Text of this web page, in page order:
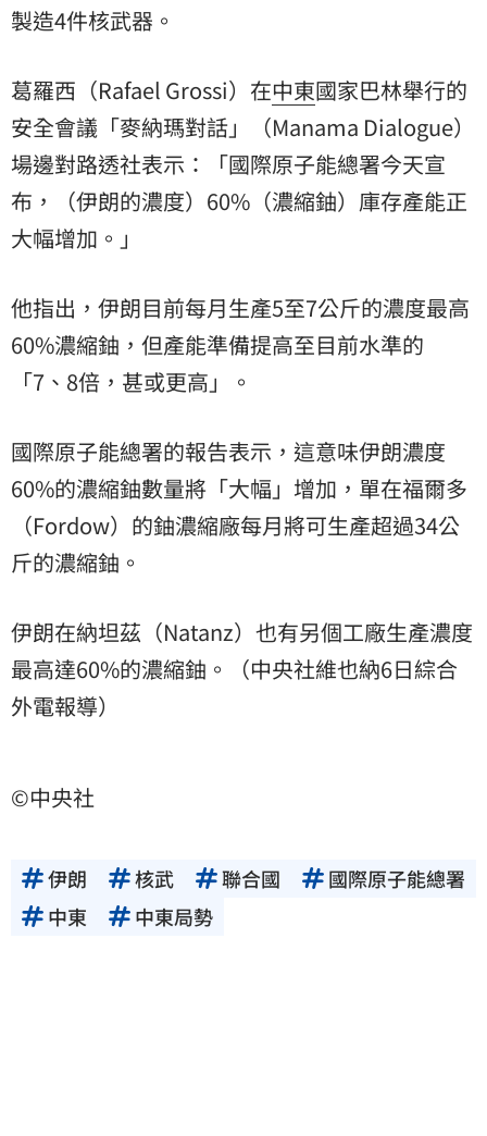
製造4件核武器。
葛羅西（Rafael Grossi）在中東國家巴林舉行的
安全會議「麥納瑪對話」（Manama Dialogue）
場邊對路透社表示：「國際原子能總署今天宣
布，（伊朗的濃度）60%（濃縮鈾）庫存產能正
大幅增加。」
他指出，伊朗目前每月生產5至7公斤的濃度最高
60%濃縮鈾，但產能準備提高至目前水準的
「7、8倍，甚或更高」。
國際原子能總署的報告表示，這意味伊朗濃度
60%的濃縮鈾數量將「大幅」增加，單在福爾多
（Fordow）的鈾濃縮廠每月將可生產超過34公
斤的濃縮鈾。
伊朗在納坦茲（Natanz）也有另個工廠生產濃度
最高達60%的濃縮鈾。（中央社維也納6日綜合
外電報導）
©中央社
伊朗 核武 聯合國
國際原子能總署
中東
中東局勢